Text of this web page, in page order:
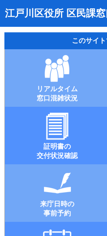
江戸川区役所 区民課
トップページ
リアルタイム窓口混雑状
受付番号の呼出状況確認
証明書の交付状況確認
呼出状況のメール通知登録
来庁日時の事前予約
事前予約の確認・取消
混雑予想カレンダー
本サイトのご利用案内
このサイ
リアルタイム
窓口混雑状況
証明書の
交付状況確認
来庁日時の
事前予約